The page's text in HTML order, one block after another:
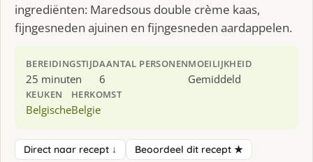
ingrediënten: Maredsous double crème kaas,
fijngesneden ajuinen en fijngesneden aardappelen.
BEREIDINGSTIJD
25 minuten
AANTAL PERSONEN
6
MOEILIJKHEID
Gemiddeld
KEUKEN
Belgische
HERKOMST
Belgie
Direct naar recept ↓ Beoordeel dit recept ★